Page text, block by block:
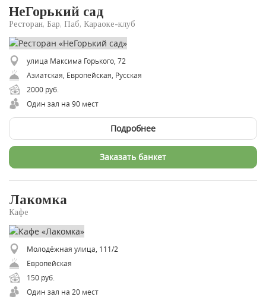
НеГорький сад
Ресторан, Бар, Паб, Караоке-клуб
улица Максима Горького, 72
Азиатская, Европейская, Русская
2000 руб.
Один зал на 90 мест
Подробнее
Заказать банкет
Лакомка
Кафе
Молодёжная улица, 111/2
Европейская
150 руб.
Один зал на 20 мест